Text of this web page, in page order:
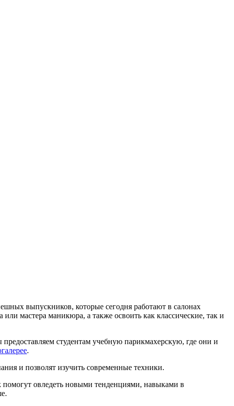
выпускников, которые сегодня работают в салонах
мастера маникюра, а также освоить как классические, так и
студентам учебную парикмахерскую, где они и
.
и позволят изучить современные техники.
помогут овледеть новыми тенденциями, навыками в